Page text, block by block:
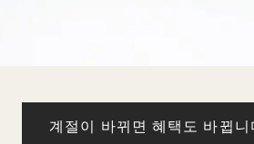
계절이 바뀌면 혜택도 바뀝